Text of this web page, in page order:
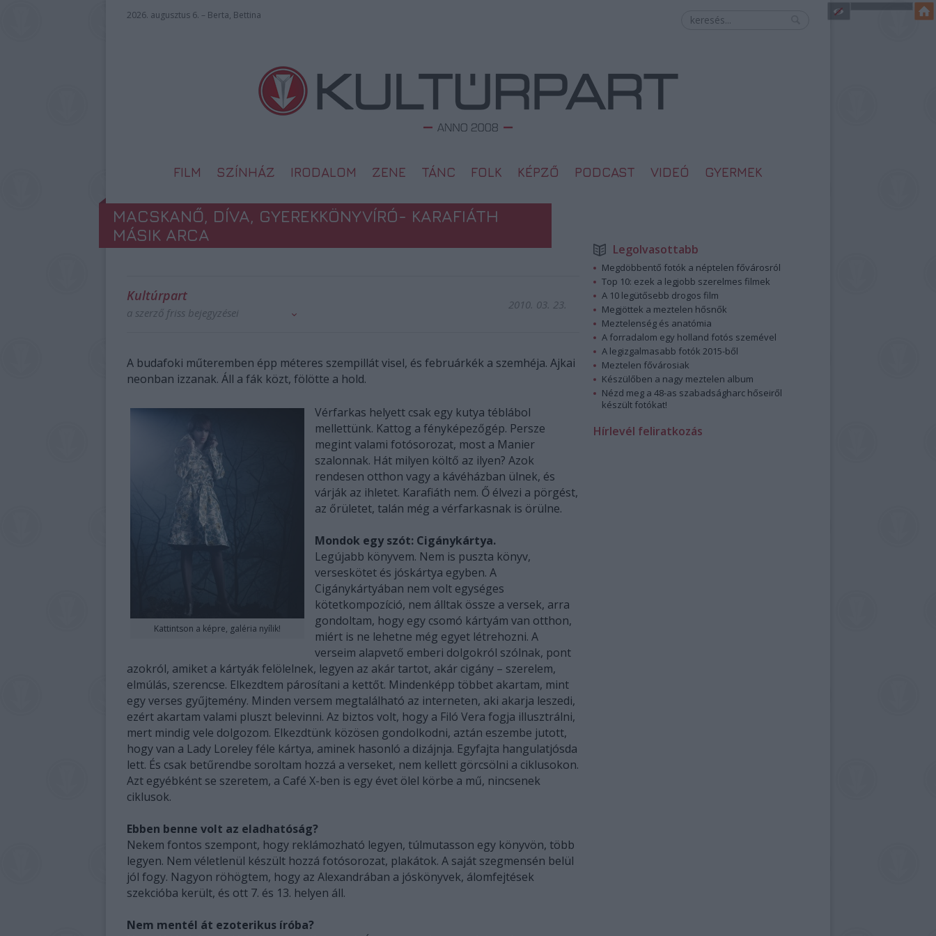
2026. augusztus 6. – Berta, Bettina
FILM SZÍNHÁZ IRODALOM ZENE TÁNC FOLK KÉPZŐ PODCAST VIDEÓ GYERMEK
MACSKANŐ, DÍVA, GYEREKKÖNYVÍRÓ- KARAFIÁTH
MÁSIK ARCA
Kultúrpart
a szerző friss bejegyzései
2010. 03. 23.
A budafoki műteremben épp méteres szempillát visel, és februárkék a szemhéja. Ajkai
neonban izzanak. Áll a fák közt, fölötte a hold.
Kattintson a képre, galéria nyílik!
Vérfarkas helyett csak egy kutya téblábol
mellettünk. Kattog a fényképezőgép. Persze
megint valami fotósorozat, most a Manier
szalonnak. Hát milyen költő az ilyen? Azok
rendesen otthon vagy a kávéházban ülnek, és
várják az ihletet. Karafiáth nem. Ő élvezi a pörgést,
az őrületet, talán még a vérfarkasnak is örülne.
Mondok egy szót: Cigánykártya.
Legújabb könyvem. Nem is puszta könyv,
verseskötet és jóskártya egyben. A
Cigánykártyában nem volt egységes
kötetkompozíció, nem álltak össze a versek, arra
gondoltam, hogy egy csomó kártyám van otthon,
miért is ne lehetne még egyet létrehozni. A
verseim alapvető emberi dolgokról szólnak, pont
azokról, amiket a kártyák felölelnek, legyen az akár tartot, akár cigány – szerelem,
elmúlás, szerencse. Elkezdtem párosítani a kettőt. Mindenképp többet akartam, mint
egy verses gyűjtemény. Minden versem megtalálható az interneten, aki akarja leszedi,
ezért akartam valami pluszt belevinni. Az biztos volt, hogy a Filó Vera fogja illusztrálni,
mert mindig vele dolgozom. Elkezdtünk közösen gondolkodni, aztán eszembe jutott,
hogy van a Lady Loreley féle kártya, aminek hasonló a dizájnja. Egyfajta hangulatjósda
lett. És csak betűrendbe soroltam hozzá a verseket, nem kellett görcsölni a ciklusokon.
Azt egyébként se szeretem, a Café X-ben is egy évet ölel körbe a mű, nincsenek
ciklusok.
Ebben benne volt az eladhatóság?
Nekem fontos szempont, hogy reklámozható legyen, túlmutasson egy könyvön, több
legyen. Nem véletlenül készült hozzá fotósorozat, plakátok. A saját szegmensén belül
jól fogy. Nagyon röhögtem, hogy az Alexandrában a jóskönyvek, álomfejtések
szekcióba került, és ott 7. és 13. helyen áll.
Nem mentél át ezoterikus íróba?
Legolvasottabb
Megdöbbentő fotók a néptelen fővárosról
Top 10: ezek a legjobb szerelmes filmek
A 10 legütősebb drogos film
Megjöttek a meztelen hősnők
Meztelenség és anatómia
A forradalom egy holland fotós szemével
A legizgalmasabb fotók 2015-ből
Meztelen fővárosiak
Készülőben a nagy meztelen album
Nézd meg a 48-as szabadságharc hőseiről
készült fotókat!
Hírlevél feliratkozás